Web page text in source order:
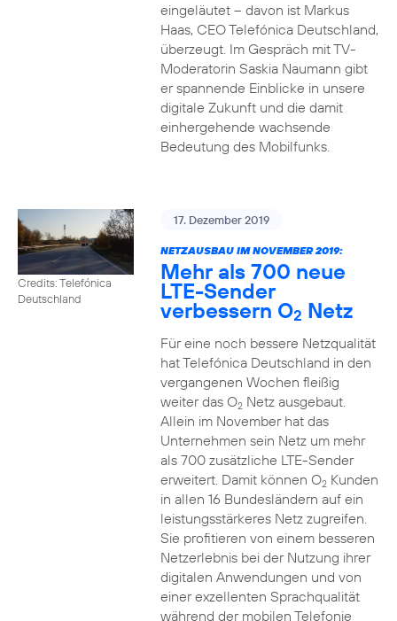
eingeläutet – davon ist Markus
Haas, CEO Telefónica Deutschland,
überzeugt. Im Gespräch mit TV-
Moderatorin Saskia Naumann gibt
er spannende Einblicke in unsere
digitale Zukunft und die damit
einhergehende wachsende
Bedeutung des Mobilfunks.
Credits: Telefónica
Deutschland
17. Dezember 2019
NETZAUSBAU IM NOVEMBER 2019:
Mehr als 700 neue
LTE-Sender
verbessern O2 Netz
Für eine noch bessere Netzqualität
hat Telefónica Deutschland in den
vergangenen Wochen fleißig
weiter das O2Netz ausgebaut.
Allein im November hat das
Unternehmen sein Netz um mehr
als 700 zusätzliche LTE-Sender
erweitert. Damit können O2Kunden
in allen 16 Bundesländern auf ein
leistungsstärkeres Netz zugreifen.
Sie profitieren von einem besseren
Netzerlebnis bei der Nutzung ihrer
digitalen Anwendungen und von
einer exzellenten Sprachqualität
während der mobilen Telefonie